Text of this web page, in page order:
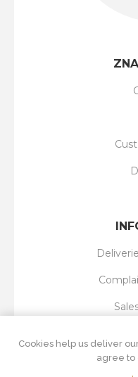
Cookies help us deliver
agree to